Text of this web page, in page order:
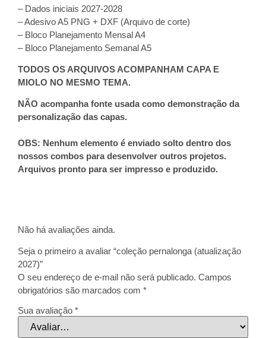
– Dados iniciais 2027-2028
– Adesivo A5 PNG + DXF (Arquivo de corte)
– Bloco Planejamento Mensal A4
– Bloco Planejamento Semanal A5
TODOS OS ARQUIVOS ACOMPANHAM CAPA E
MIOLO NO MESMO TEMA.
NÃO acompanha fonte usada como demonstração da
personalização das capas.
OBS: Nenhum elemento é enviado solto dentro dos
nossos combos para desenvolver outros projetos.
Arquivos pronto para ser impresso e produzido.
Não há avaliações ainda.
Seja o primeiro a avaliar “coleção pernalonga (atualização
2027)”
O seu endereço de e-mail não será publicado. Campos
obrigatórios são marcados com *
Sua avaliação *